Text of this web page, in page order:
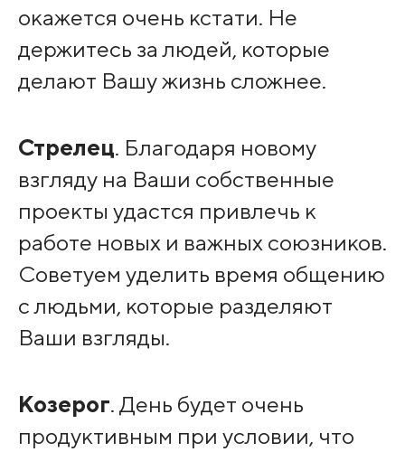
окажется очень кстати. Не
держитесь за людей, которые
делают Вашу жизнь сложнее.
Стрелец. Благодаря новому
взгляду на Ваши собственные
проекты удастся привлечь к
работе новых и важных союзников.
Советуем уделить время общению
с людьми, которые разделяют
Ваши взгляды.
Козерог. День будет очень
продуктивным при условии, что